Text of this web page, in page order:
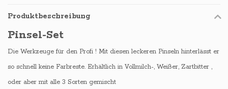
Produktbeschreibung
Pinsel-Set
Die Werkzeuge für den Profi ! Mit diesen leckeren Pinseln hinterlässt er
so schnell keine Farbreste. Erhältlich in Vollmilch-, Weißer, Zartbitter ,
oder aber mit alle 3 Sorten gemischt